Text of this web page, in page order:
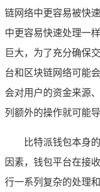
链网络中更容易被快
中更容易快速处理一
巨大，为了充分确保
台和区块链网络可能
会对用户的资金来源
列额外的操作就可能
比特派钱包本身
因素，钱包平台在接
行一系列复杂的处理